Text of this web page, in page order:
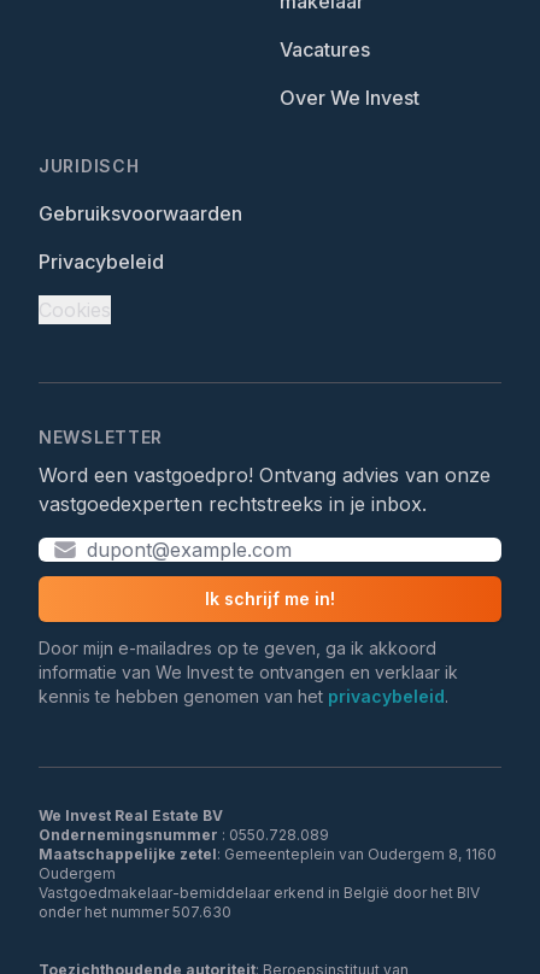
Vacatures
Over We Invest
JURIDISCH
Gebruiksvoorwaarden
Privacybeleid
Cookies
NEWSLETTER
Word een vastgoedpro! Ontvang advies van onze
vastgoedexperten rechtstreeks in je inbox.
Ik schrijf me in!
Door mijn e-mailadres op te geven, ga ik akkoord
informatie van We Invest te ontvangen en verklaar ik
kennis te hebben genomen van het privacybeleid.
We Invest Real Estate BV
Ondernemingsnummer
Maatschappelijke zetel: Gemeenteplein van Oudergem 8, 1160
Oudergem
Vastgoedmakelaar-bemiddelaar erkend in België door het BIV
onder het nummer 507.630
Toezichthoudende autoriteit: Beroepsinstituut van